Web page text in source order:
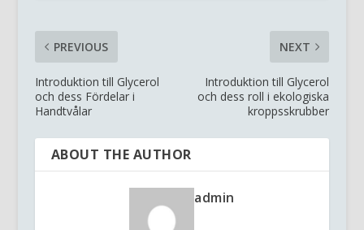
PREVIOUS
Introduktion till Glycerol
och dess Fördelar i
Handtvålar
NEXT
Introduktion till Glycerol
och dess roll i ekologiska
kroppsskrubber
ABOUT THE AUTHOR
admin